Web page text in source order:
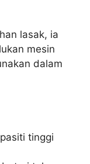
lasak, ia
mesin
dalam
tinggi